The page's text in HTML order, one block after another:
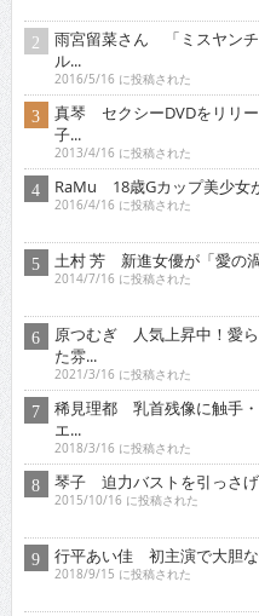
雨宮留菜さん 「ミスヤン
ル...
2016/5/16 に投稿された
真琴 セクシーDVDをリリ
子...
2013/4/16 に投稿された
RaMu 18歳Gカップ美少女
2016/4/16 に投稿された
土村 芳 新進女優が「愛の
2014/7/16 に投稿された
原つむぎ 人気上昇中！愛
た雰...
2021/3/16 に投稿された
稀見理都 乳首残像に触手
エ...
2018/3/16 に投稿された
琴子 迫力バストを引っさげ
2015/10/16 に投稿された
行平あい佳 初主演で大胆
2018/9/15 に投稿された